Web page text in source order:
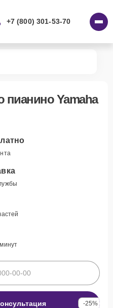
+7 (800) 301-53-70
пианино Yamaha
-25%